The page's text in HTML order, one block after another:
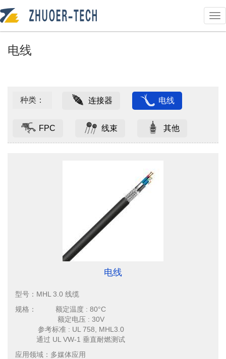
电线
种类： 连接器 电线
FPC 线束 其他
电线
型号： MHL 3.0 线缆
规格：
额定温度 : 80°C
额定电压 : 30V
参考标准 : UL 758, MHL3.0
通过 UL VW-1 垂直耐燃测试
应用领域： 多媒体应用